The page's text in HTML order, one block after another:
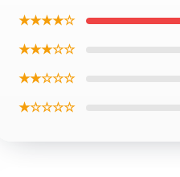
★★★★☆
★★★☆☆
★★☆☆☆
★☆☆☆☆